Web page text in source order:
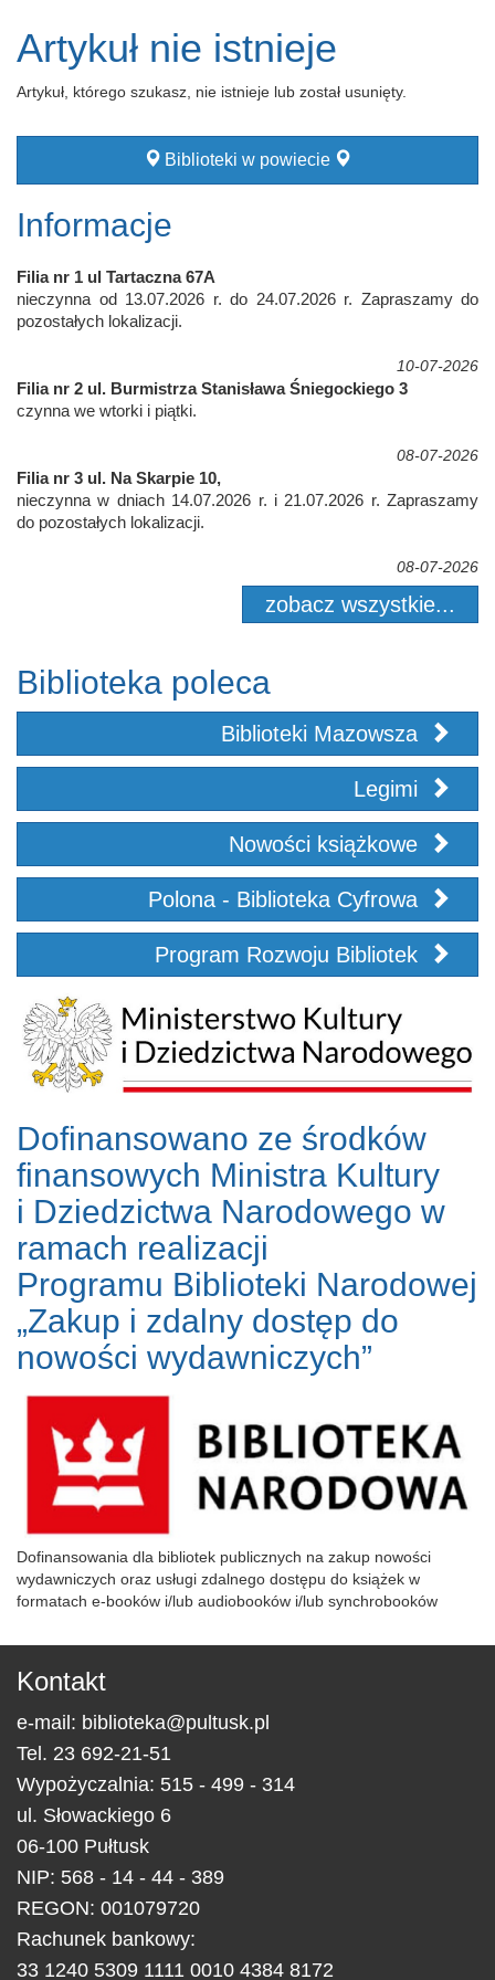
Artykuł nie istnieje
Artykuł, którego szukasz, nie istnieje lub został usunięty.
Biblioteki w powiecie
Informacje
Filia nr 1 ul Tartaczna 67A
nieczynna od 13.07.2026 r. do 24.07.2026 r. Zapraszamy do
pozostałych lokalizacji.
10-07-2026
Filia nr 2 ul. Burmistrza Stanisława Śniegockiego 3
czynna we wtorki i piątki.
08-07-2026
Filia nr 3 ul. Na Skarpie 10,
nieczynna w dniach 14.07.2026 r. i 21.07.2026 r. Zapraszamy
do pozostałych lokalizacji.
08-07-2026
zobacz wszystkie...
Biblioteka poleca
Biblioteki Mazowsza
Legimi
Nowości książkowe
Polona - Biblioteka Cyfrowa
Program Rozwoju Bibliotek
Dofinansowano ze środków
finansowych Ministra Kultury
i Dziedzictwa Narodowego w
ramach realizacji
Programu Biblioteki Narodowej
„Zakup i zdalny dostęp do
nowości wydawniczych”
Dofinansowania dla bibliotek publicznych na zakup nowości
wydawniczych oraz usługi zdalnego dostępu do książek w
formatach e-booków i/lub audiobooków i/lub synchrobooków
Kontakt
e-mail: biblioteka@pultusk.pl
Tel. 23 692-21-51
Wypożyczalnia: 515 - 499 - 314
ul. Słowackiego 6
06-100 Pułtusk
NIP: 568 - 14 - 44 - 389
REGON: 001079720
Rachunek bankowy:
33 1240 5309 1111 0010 4384 8172